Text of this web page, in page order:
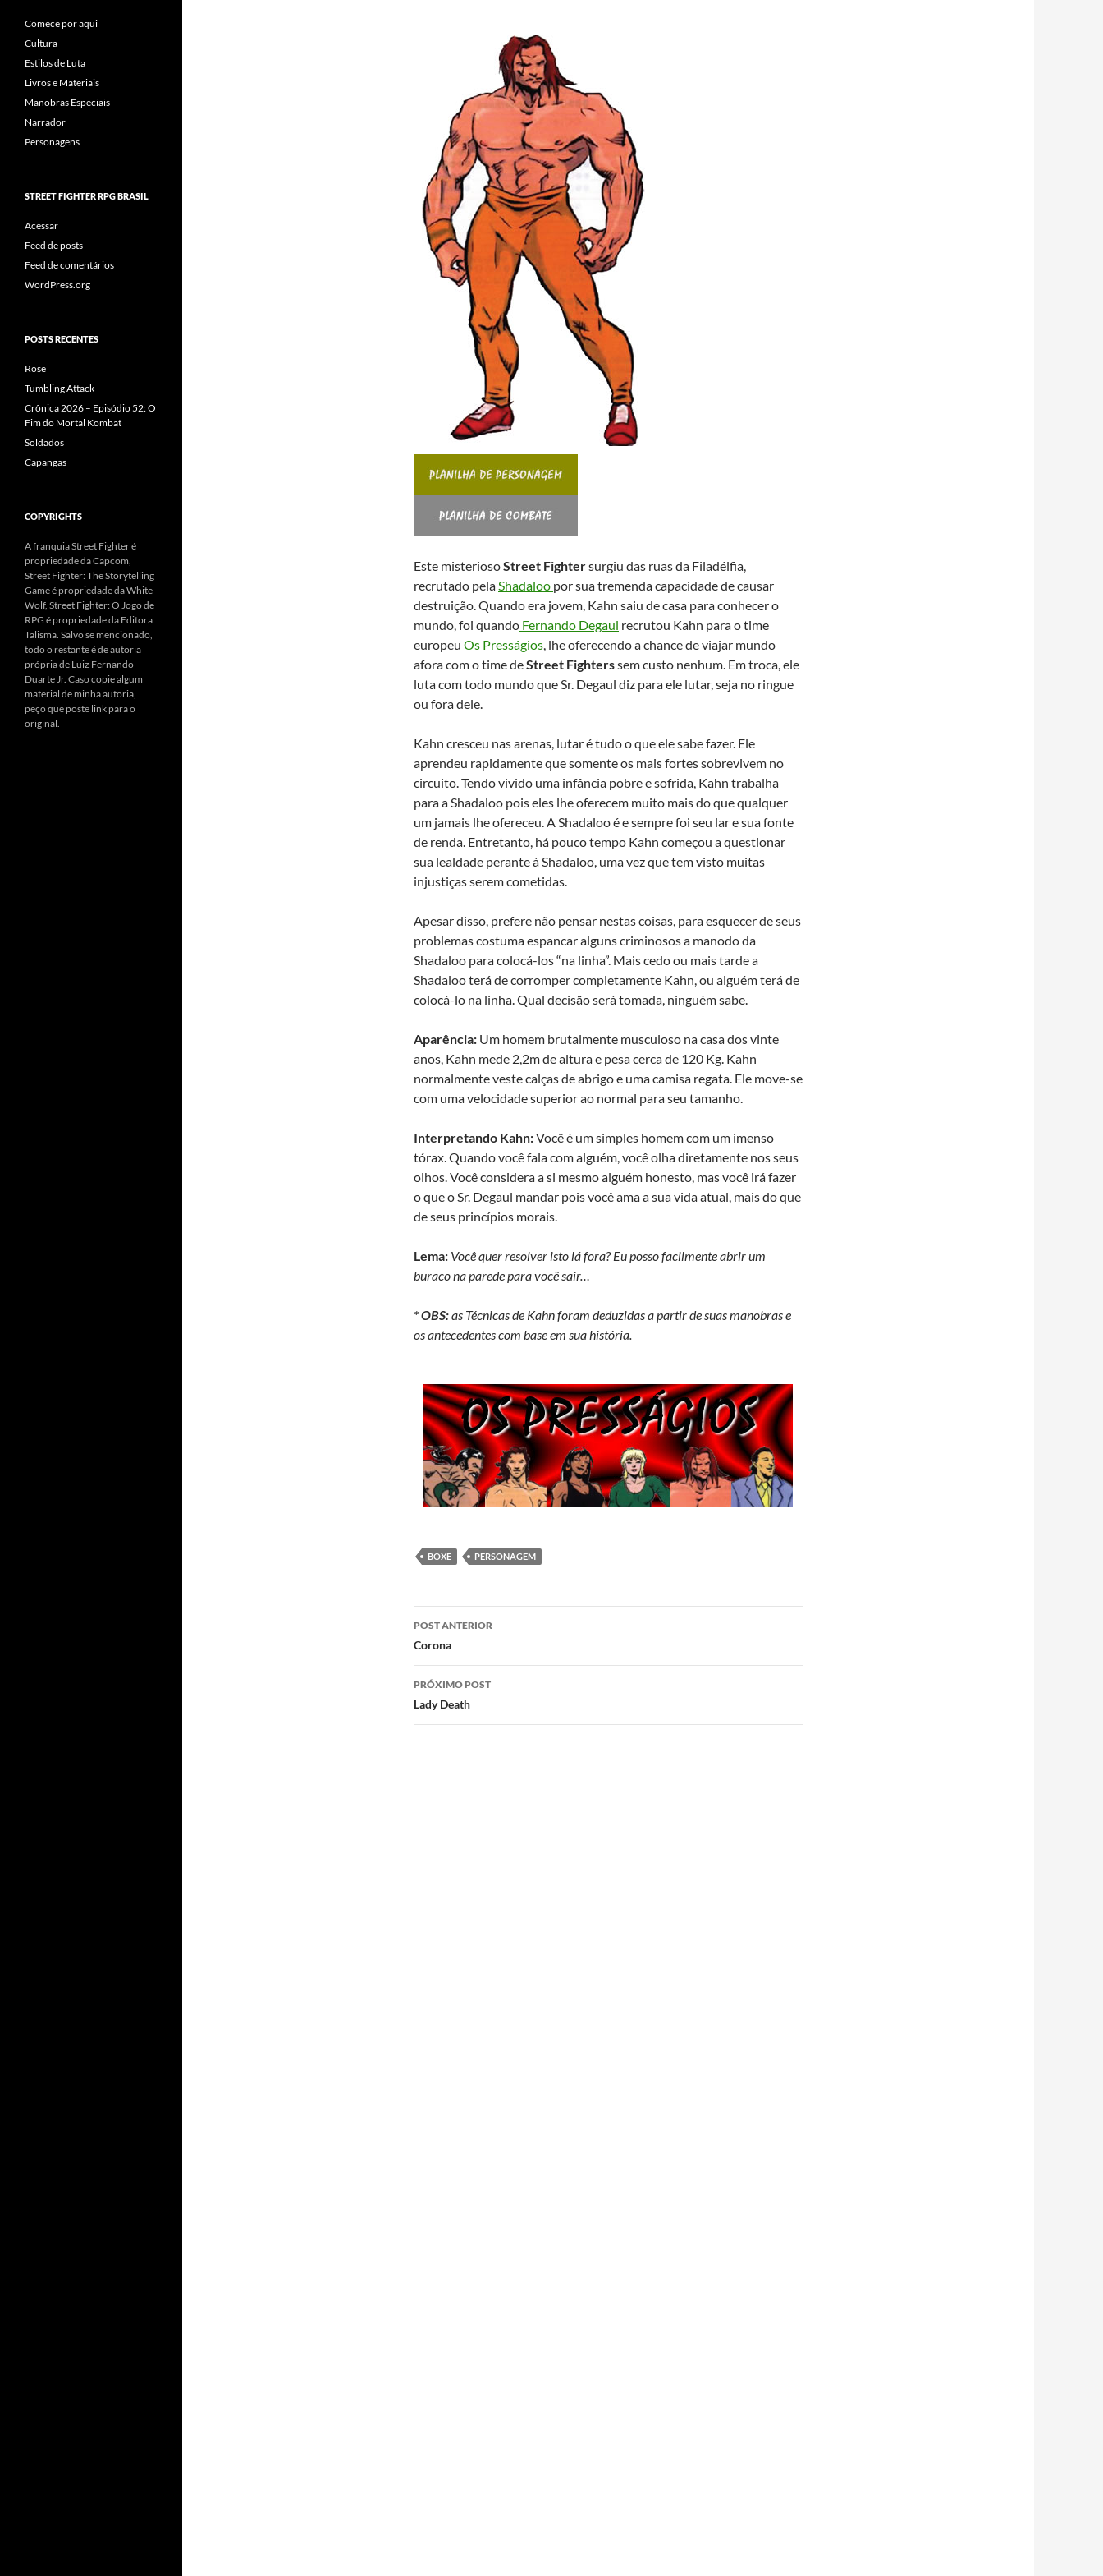
Este misteriosoStreet Fightersurgiu das ruas da Filadélfia,
recrutado pelaShadaloo por sua tremenda capacidade de causar
destruição. Quando era jovem, Kahn saiu de casa para conhecer o
mundo, foi quando Fernando Degaul recrutou Kahn para o time
europeu Os Presságios, lhe oferecendo a chance de viajar mundo
afora com o time deStreet Fighterssem custo nenhum. Em troca, ele
luta com todo mundo que Sr. Degaul diz para ele lutar, seja no ringue
ou fora dele.
Kahn cresceu nas arenas, lutar é tudo o que ele sabe fazer. Ele
aprendeu rapidamente que somente os mais fortes sobrevivem no
circuito. Tendo vivido uma infância pobre e sofrida, Kahn trabalha
para a Shadaloo pois eles lhe oferecem muito mais do que qualquer
um jamais lhe ofereceu. A Shadaloo é e sempre foi seu lar e sua fonte
de renda. Entretanto, há pouco tempo Kahn começou a questionar
sua lealdade perante à Shadaloo, uma vez que tem visto muitas
injustiças serem cometidas.
Apesar disso, prefere não pensar nestas coisas, para esquecer de seus
problemas costuma espancar alguns criminosos a manodo da
Shadaloo para colocá-los “na linha”. Mais cedo ou mais tarde a
Shadaloo terá de corromper completamente Kahn, ou alguém terá de
colocá-lo na linha. Qual decisão será tomada, ninguém sabe.
Aparência: Um homem brutalmente musculoso na casa dos vinte
anos, Kahn mede 2,2m de altura e pesa cerca de 120 Kg. Kahn
normalmente veste calças de abrigo e uma camisa regata. Ele move-se
com uma velocidade superior ao normal para seu tamanho.
Interpretando Kahn:Você é um simples homem com um imenso
tórax. Quando você fala com alguém, você olha diretamente nos seus
olhos. Você considera a si mesmo alguém honesto, mas você irá fazer
o que o Sr. Degaul mandar pois você ama a sua vida atual, mais do que
de seus princípios morais.
Lema: Você quer resolver isto lá fora? Eu posso facilmente abrir um
buraco na parede para você sair…
* OBS:as Técnicas de Kahn foram deduzidas a partir de suas manobras e
os antecedentes com base em sua história.
BOXE PERSONAGEM
Navegação
de
posts
POST ANTERIOR
Corona
PRÓXIMO POST
Lady Death
Comece por aqui
Cultura
Estilos de Luta
Livros e Materiais
Manobras Especiais
Narrador
Personagens
STREET FIGHTER RPG BRASIL
Acessar
Feed de posts
Feed de comentários
WordPress.org
POSTS RECENTES
Rose
Tumbling Attack
Crônica 2026 – Episódio 52: O
Fim do Mortal Kombat
Soldados
Capangas
COPYRIGHTS
A franquia Street Fighter é
propriedade da Capcom,
Street Fighter: The Storytelling
Game é propriedade da White
Wolf, Street Fighter: O Jogo de
RPG é propriedade da Editora
Talismã. Salvo se mencionado,
todo o restante é de autoria
própria de Luiz Fernando
Duarte Jr. Caso copie algum
material de minha autoria,
peço que poste link para o
original.